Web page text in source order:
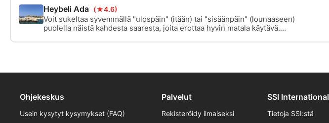
kyttyräselkää muistuttavaa kuoppaa tutkittavana, mistä tämän kohteen
nimi johtuu.
Heybeli Ada (★4.6)
Voit sukeltaa syvemmällä "ulospäin" (itään) tai "sisäänpäin" (lounaaseen)
puolella näistä kahdesta saaresta, joita erottaa hyvin matala käytävä.
Ohjekeskus
Usein kysytyt kysymykset (FAQ)
Palvelut
Rekisteröidy ilmaiseksi
SSI International
Tietoja SSI:stä